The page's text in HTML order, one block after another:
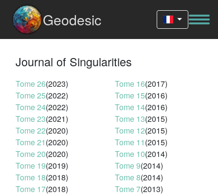
Geodesic
Journal of Singularities
Tome 26(2023)
Tome 25(2022)
Tome 24(2022)
Tome 23(2021)
Tome 22(2020)
Tome 21(2020)
Tome 20(2020)
Tome 19(2019)
Tome 18(2018)
Tome 17(2018)
Tome 16(2017)
Tome 15(2016)
Tome 14(2016)
Tome 13(2015)
Tome 12(2015)
Tome 11(2015)
Tome 10(2014)
Tome 9(2014)
Tome 8(2014)
Tome 7(2013)